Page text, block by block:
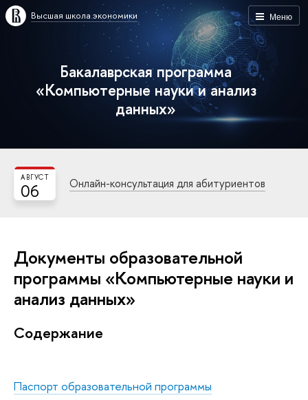
Меню
Высшая школа экономики
Бакалаврская программа
«Компьютерные науки и анализ
данных»
06
АВГУСТ Онлайн-консультация для абитуриентов
Документы образовательной
программы «Компьютерные науки и
анализ данных»
Содержание
Паспорт образовательной программы